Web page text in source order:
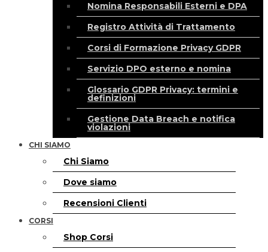
Nomina Responsabili Esterni e DPA
Registro Attività di Trattamento
Corsi di Formazione Privacy GDPR
Servizio DPO esterno e nomina
Glossario GDPR Privacy: termini e
definizioni
Gestione Data Breach e notifica
violazioni
CHI SIAMO
Chi Siamo
Dove siamo
Recensioni Clienti
CORSI
Shop Corsi